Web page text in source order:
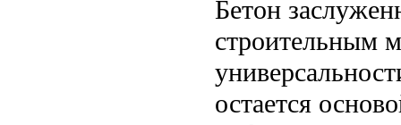
Бетон
строительным
остается